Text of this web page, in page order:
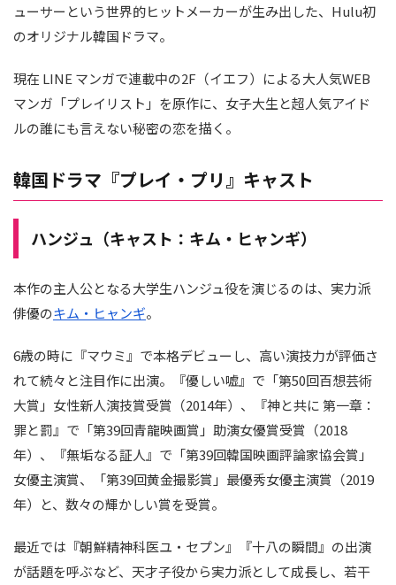
ューサーという世界的ヒットメーカーが生み出した、Hulu初
のオリジナル韓国ドラマ。
現在 LINE マンガで連載中の2F（イエフ）による大人気WEB
マンガ「プレイリスト」を原作に、女子大生と超人気アイド
ルの誰にも言えない秘密の恋を描く。
韓国ドラマ『プレイ・プリ』キャスト
ハンジュ（キャスト：キム・ヒャンギ）
本作の主人公となる大学生ハンジュ役を演じるのは、実力派
俳優のキム・ヒャンギ。
6歳の時に『マウミ』で本格デビューし、高い演技力が評価さ
れて続々と注目作に出演。『優しい嘘』で「第50回百想芸術
大賞」女性新人演技賞受賞（2014年）、『神と共に 第一章：
罪と罰』で「第39回青龍映画賞」助演女優賞受賞（2018
年）、『無垢なる証人』で「第39回韓国映画評論家協会賞」
女優主演賞、「第39回黄金撮影賞」最優秀女優主演賞（2019
年）と、数々の輝かしい賞を受賞。
最近では『朝鮮精神科医ユ・セプン』『十八の瞬間』の出演
が話題を呼ぶなど、天才子役から実力派として成長し、若干